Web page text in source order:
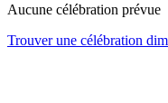
Aucune célébration prévue
Trouver une célébration